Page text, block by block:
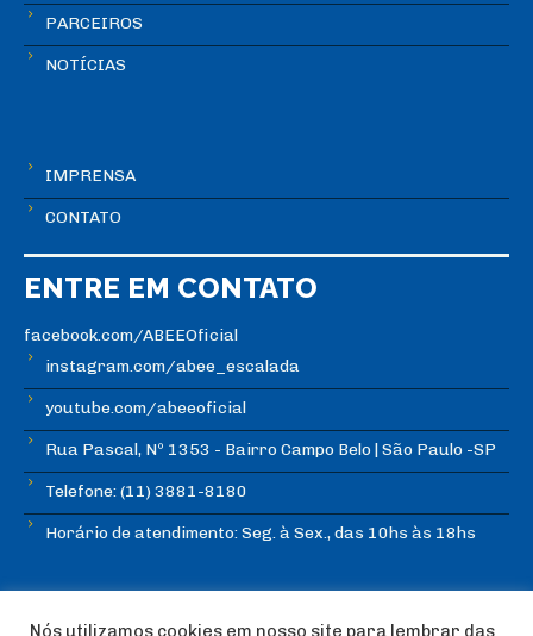
PARCEIROS
NOTÍCIAS
IMPRENSA
CONTATO
ENTRE EM CONTATO
facebook.com/ABEEOficial
instagram.com/abee_escalada
youtube.com/abeeoficial
Rua Pascal, Nº 1353 - Bairro Campo Belo | São Paulo -SP
Telefone: (11) 3881-8180
Horário de atendimento: Seg. à Sex., das 10hs às 18hs
Nós utilizamos cookies em nosso site para lembrar das